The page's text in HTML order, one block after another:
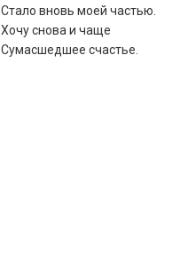
Стало вновь моей частью.
Хочу снова и чаще
Сумасшедшее счастье.